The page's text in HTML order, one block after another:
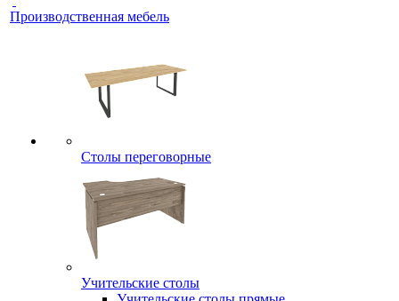
Производственная мебель
Столы переговорные
Учительские столы